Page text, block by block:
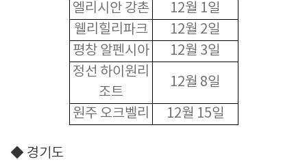
엘리시안 강촌
12월 1일
웰리힐리파크
12월 2일
평창 알펜시아
12월 3일
정선 하이원리
조트
12월 8일
원주 오크벨리
12월 15일
◆ 경기도